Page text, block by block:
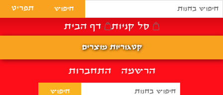
הרשמה התחברות
סל קניות דף הבית
תפריט
קטגוריות מוצרים